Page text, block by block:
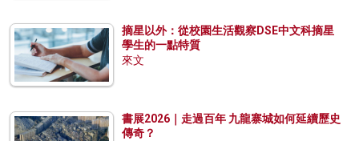
摘星以外：從校園生活觀察DSE中文科摘星
學生的一點特質
來文
書展2026｜走過百年 九龍寨城如何延續歷史
傳奇？